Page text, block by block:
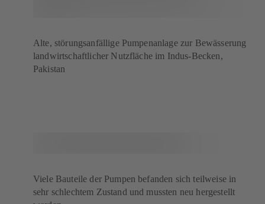
Alte, störungsanfällige Pumpenanlage zur Bewässerung
landwirtschaftlicher Nutzfläche im Indus-Becken,
Pakistan
Viele Bauteile der Pumpen befanden sich teilweise in
sehr schlechtem Zustand und mussten neu hergestellt